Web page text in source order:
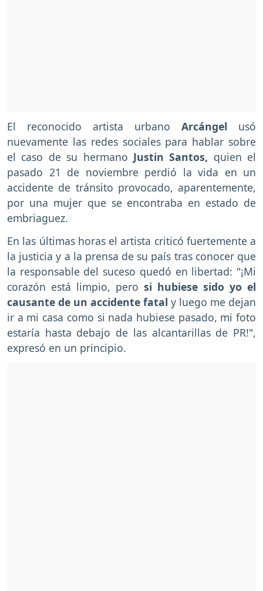
El reconocido artista urbano Arcángel usó
nuevamente las redes sociales para hablar sobre
el caso de su hermano Justin Santos, quien el
pasado 21 de noviembre perdió la vida en un
accidente de tránsito provocado, aparentemente,
por una mujer que se encontraba en estado de
embriaguez.
En las últimas horas el artista criticó fuertemente a
la justicia y a la prensa de su país tras conocer que
la responsable del suceso quedó en libertad: "¡Mi
corazón está limpio, pero si hubiese sido yo el
causante de un accidente fatal y luego me dejan
ir a mi casa como si nada hubiese pasado, mi foto
estaría hasta debajo de las alcantarillas de PR!",
expresó en un principio.